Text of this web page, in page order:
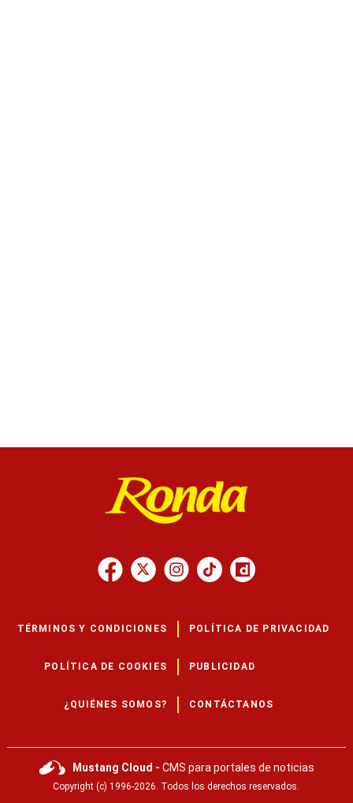
TÉRMINOS Y CONDICIONES POLÍTICA DE PRIVACIDAD
POLÍTICA DE COOKIES PUBLICIDAD
¿QUIÉNES SOMOS? CONTÁCTANOS
Mustang Cloud - CMS para portales de noticias
Copyright (c) 1996-2026. Todos los derechos reservados.